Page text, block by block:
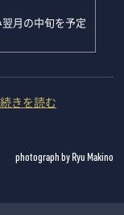
月の中旬を予定
きを読む
photograph by Ryu Makino